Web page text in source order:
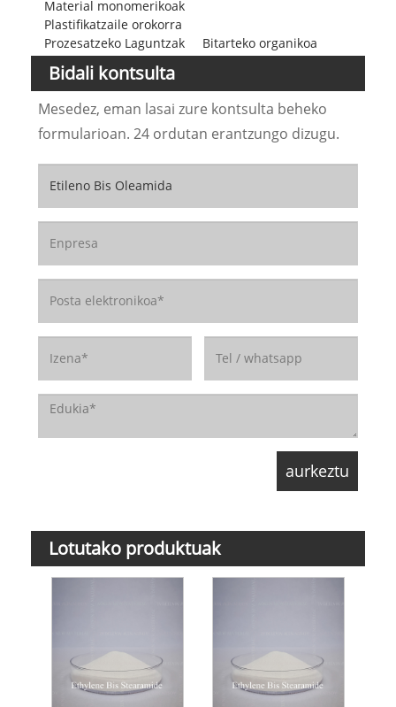
Material monomerikoak
Plastifikatzaile orokorra
Prozesatzeko Laguntzak
Bitarteko organikoa
Bidali kontsulta
Mesedez, eman lasai zure kontsulta beheko
formularioan. 24 ordutan erantzungo dizugu.
Lotutako produktuak